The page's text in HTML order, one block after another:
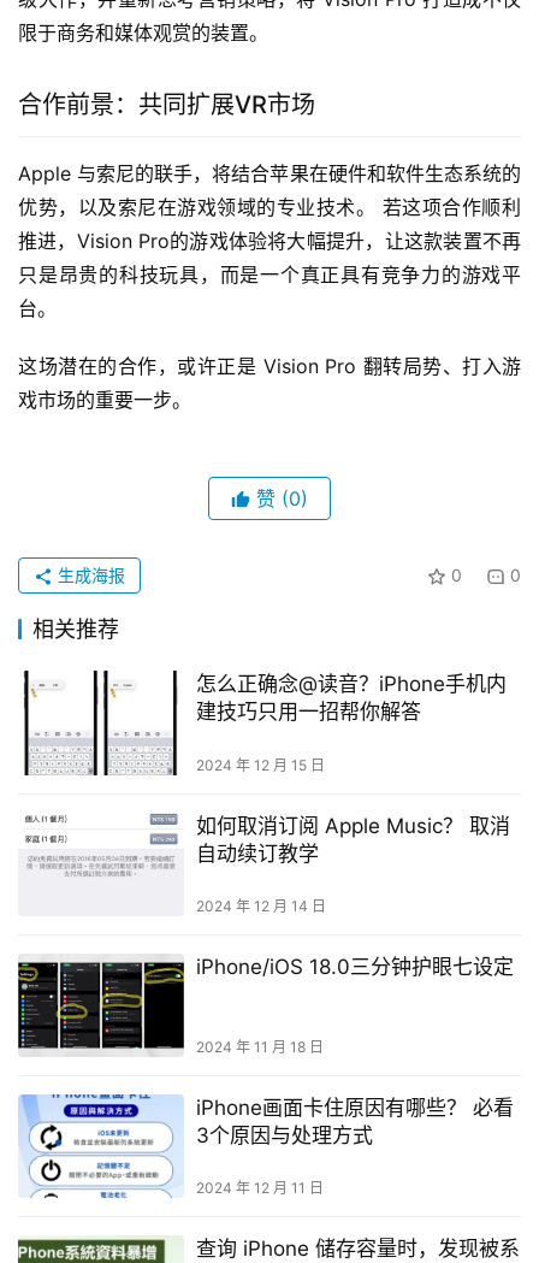
限于商务和媒体观赏的装置。
合作前景：共同扩展VR市场
Apple 与索尼的联手，将结合苹果在硬件和软件生态系统的
优势，以及索尼在游戏领域的专业技术。 若这项合作顺利
推进，Vision Pro的游戏体验将大幅提升，让这款装置不再
只是昂贵的科技玩具，而是一个真正具有竞争力的游戏平
台。
这场潜在的合作，或许正是 Vision Pro 翻转局势、打入游
戏市场的重要一步。
赞 (0)
0 0
生成海报
相关推荐
怎么正确念@读音？iPhone手机内
建技巧只用一招帮你解答
2024 年 12 月 15 日
如何取消订阅 Apple Music？ 取消
自动续订教学
2024 年 12 月 14 日
iPhone/iOS 18.0三分钟护眼七设定
2024 年 11 月 18 日
iPhone画面卡住原因有哪些？ 必看
3个原因与处理方式
2024 年 12 月 11 日
查询 iPhone 储存容量时，发现被系